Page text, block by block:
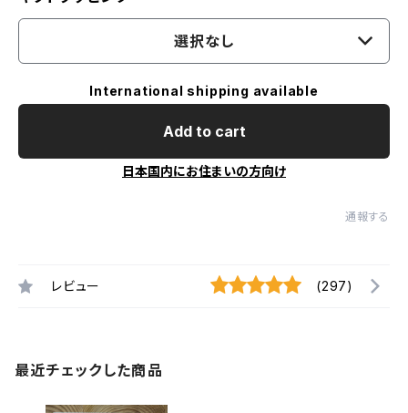
選択なし
International shipping available
Add to cart
日本国内にお住まいの方向け
通報する
レビュー (297)
最近チェックした商品